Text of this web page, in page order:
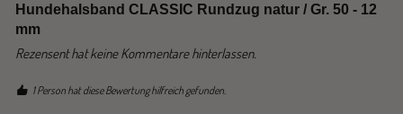
Hundehalsband CLASSIC Rundzug natur / Gr. 50 - 12
mm
Rezensent hat keine Kommentare hinterlassen.
1 Person hat diese Bewertung hilfreich gefunden.